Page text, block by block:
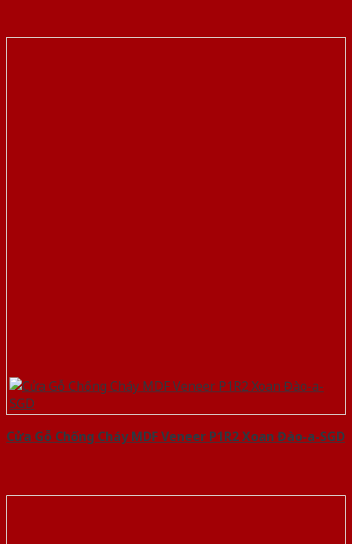
Cửa Gỗ Chống Cháy MDF Veneer P1R2 Xoan Đào-a-SGD